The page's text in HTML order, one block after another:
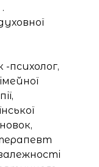
психолог,